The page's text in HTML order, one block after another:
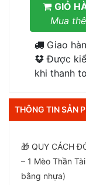
GIỎ
Mua
Giao
Được
khi thanh
THÔNG TIN SẢN
🎁 QUY CÁCH
– 1 Mèo Thần
bằng nhựa)